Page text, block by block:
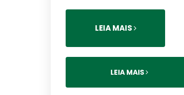
LEIA MAIS
LEIA MAIS